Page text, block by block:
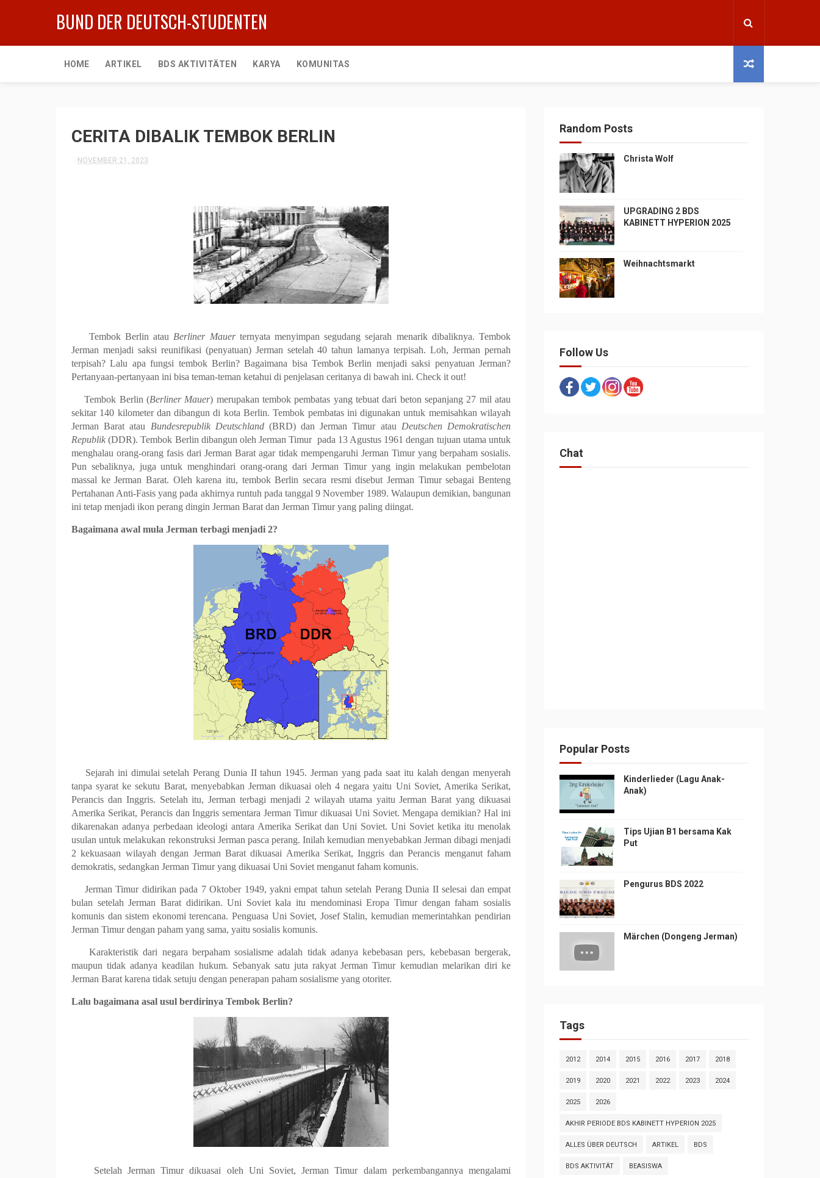
BUND DER DEUTSCH-STUDENTEN
HOME ARTIKEL BDS AKTIVITÄTEN KARYA KOMUNITAS
CERITA DIBALIK TEMBOK BERLIN
NOVEMBER 21, 2023
Tembok Berlin atau Berliner Mauer ternyata menyimpan segudang sejarah menarik dibaliknya. Tembok
Jerman menjadi saksi reunifikasi (penyatuan) Jerman setelah 40 tahun lamanya terpisah. Loh, Jerman pernah
terpisah? Lalu apa fungsi tembok Berlin? Bagaimana bisa Tembok Berlin menjadi saksi penyatuan Jerman?
Pertanyaan-pertanyaan ini bisa teman-teman ketahui di penjelasan ceritanya di bawah ini. Check it out!
Tembok Berlin (Berliner Mauer) merupakan tembok pembatas yang tebuat dari beton sepanjang 27 mil atau
sekitar 140 kilometer dan dibangun di kota Berlin. Tembok pembatas ini digunakan untuk memisahkan wilayah
Jerman Barat atau Bundesrepublik Deutschland (BRD) dan Jerman Timur atau Deutschen Demokratischen
Republik (DDR). Tembok Berlin dibangun oleh Jerman Timur pada 13 Agustus 1961 dengan tujuan utama untuk
menghalau orang-orang fasis dari Jerman Barat agar tidak mempengaruhi Jerman Timur yang berpaham sosialis.
Pun sebaliknya, juga untuk menghindari orang-orang dari Jerman Timur yang ingin melakukan pembelotan
massal ke Jerman Barat. Oleh karena itu, tembok Berlin secara resmi disebut Jerman Timur sebagai Benteng
Pertahanan Anti-Fasis yang pada akhirnya runtuh pada tanggal 9 November 1989. Walaupun demikian, bangunan
ini tetap menjadi ikon perang dingin Jerman Barat dan Jerman Timur yang paling diingat.
Bagaimana awal mula Jerman terbagi menjadi 2?
Sejarah ini dimulai setelah Perang Dunia II tahun 1945. Jerman yang pada saat itu kalah dengan menyerah
tanpa syarat ke sekutu Barat, menyebabkan Jerman dikuasai oleh 4 negara yaitu Uni Soviet, Amerika Serikat,
Perancis dan Inggris. Setelah itu, Jerman terbagi menjadi 2 wilayah utama yaitu Jerman Barat yang dikuasai
Amerika Serikat, Perancis dan Inggris sementara Jerman Timur dikuasai Uni Soviet. Mengapa demikian? Hal ini
dikarenakan adanya perbedaan ideologi antara Amerika Serikat dan Uni Soviet. Uni Soviet ketika itu menolak
usulan untuk melakukan rekonstruksi Jerman pasca perang. Inilah kemudian menyebabkan Jerman dibagi menjadi
2 kekuasaan wilayah dengan Jerman Barat dikuasai Amerika Serikat, Inggris dan Perancis menganut faham
demokratis, sedangkan Jerman Timur yang dikuasai Uni Soviet menganut faham komunis.
Jerman Timur didirikan pada 7 Oktober 1949, yakni empat tahun setelah Perang Dunia II selesai dan empat
bulan setelah Jerman Barat didirikan. Uni Soviet kala itu mendominasi Eropa Timur dengan faham sosialis
komunis dan sistem ekonomi terencana. Penguasa Uni Soviet, Josef Stalin, kemudian memerintahkan pendirian
Jerman Timur dengan paham yang sama, yaitu sosialis komunis.
Karakteristik dari negara berpaham sosialisme adalah tidak adanya kebebasan pers, kebebasan bergerak,
maupun tidak adanya keadilan hukum. Sebanyak satu juta rakyat Jerman Timur kemudian melarikan diri ke
Jerman Barat karena tidak setuju dengan penerapan paham sosialisme yang otoriter.
Lalu bagaimana asal usul berdirinya Tembok Berlin?
Setelah Jerman Timur dikuasai oleh Uni Soviet, Jerman Timur dalam perkembangannya mengalami
Random Posts
Christa Wolf
UPGRADING 2 BDS
KABINETT HYPERION 2025
Weihnachtsmarkt
Follow Us
Chat
Popular Posts
Kinderlieder (Lagu Anak-
Anak)
Tips Ujian B1 bersama Kak
Put
Pengurus BDS 2022
Märchen (Dongeng Jerman)
Tags
2012 2014 2015 2016 2017 2018
2019 2020 2021 2022 2023 2024
2025 2026
AKHIR PERIODE BDS KABINETT HYPERION 2025
ALLES ÜBER DEUTSCH ARTIKEL BDS
BDS AKTIVITÄT BEASISWA